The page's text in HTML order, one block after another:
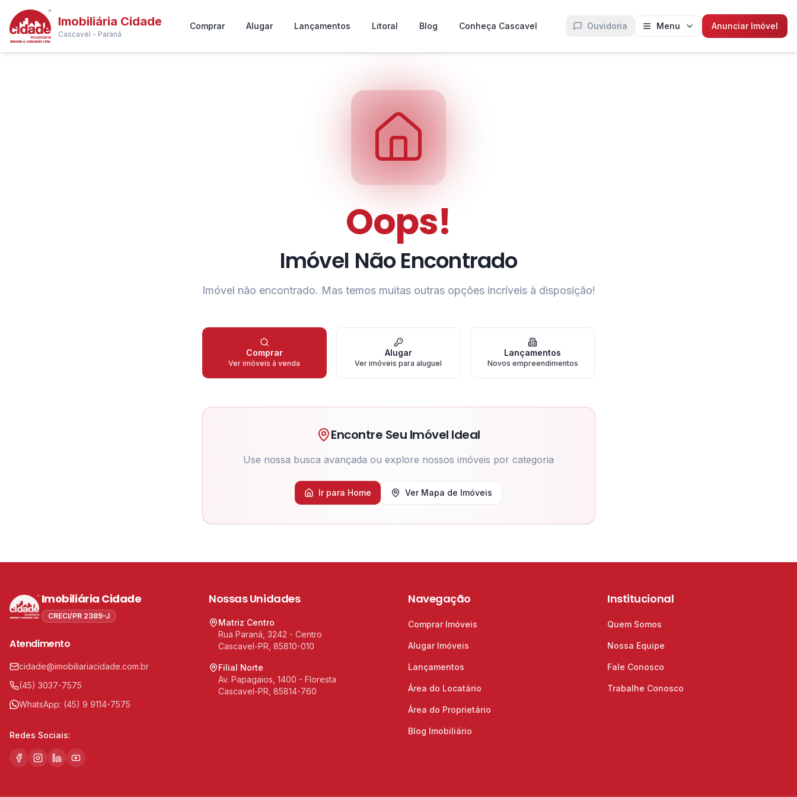
Imobiliária Cidade
Cascavel - Paraná
Comprar Alugar Lançamentos Litoral Blog Conheça Cascavel Ouvidoria Menu Anunciar Imóvel
Oops!
Imóvel Não Encontrado
Imóvel não encontrado. Mas temos muitas outras opções incríveis à disposição!
Comprar
Ver imóveis à venda
Alugar
Ver imóveis para aluguel
Lançamentos
Novos empreendimentos
Encontre Seu Imóvel Ideal
Use nossa busca avançada ou explore nossos imóveis por categoria
Ir para Home Ver Mapa de Imóveis
Imobiliária Cidade
CRECI/PR 2389-J
Atendimento
cidade@imobiliariacidade.com.br
(45) 3037-7575
WhatsApp: (45) 9 9114-7575
Redes Sociais:
Nossas Unidades
Matriz Centro
Rua Paraná, 3242 - Centro
Cascavel-PR, 85810-010
Filial Norte
Av. Papagaios, 1400 - Floresta
Cascavel-PR, 85814-760
Navegação
Comprar Imóveis
Alugar Imóveis
Lançamentos
Área do Locatário
Área do Proprietário
Blog Imobiliário
Institucional
Quem Somos
Nossa Equipe
Fale Conosco
Trabalhe Conosco